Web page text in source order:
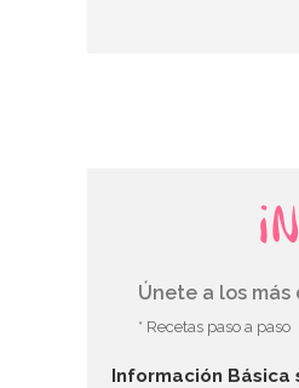
Únete a los más
* Recetas paso a paso
Información Básica